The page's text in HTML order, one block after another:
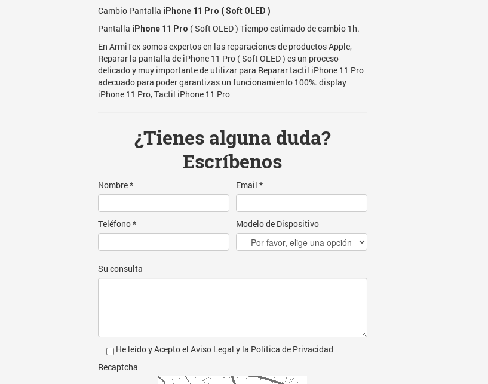
Cambio Pantalla iPhone 11 Pro ( Soft OLED )
Pantalla iPhone 11 Pro ( Soft OLED ) Tiempo estimado de cambio 1h.
En ArmiTex somos expertos en las reparaciones de productos Apple,
Reparar la pantalla de iPhone 11 Pro ( Soft OLED ) es un proceso
delicado y muy importante de utilizar para Reparar tactil iPhone 11 Pro
adecuado para poder garantizas un funcionamiento 100%. display
iPhone 11 Pro, Tactil iPhone 11 Pro
¿Tienes alguna duda?
Escríbenos
Nombre *
Teléfono *
Email *
Modelo de Dispositivo
Su consulta
He leído y Acepto el Aviso Legal y la Política de Privacidad
Recaptcha